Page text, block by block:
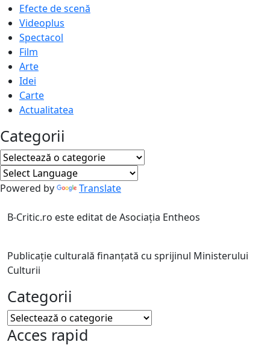
Efecte de scenă
Videoplus
Spectacol
Film
Arte
Idei
Carte
Actualitatea
Categorii
Categorii
Powered by Translate
B-Critic.ro este editat de Asociația Entheos
Publicație culturală finanțată cu sprijinul Ministerului
Culturii
Categorii
Categorii
Acces rapid